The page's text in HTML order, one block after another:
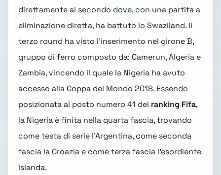
direttamente al secondo dove, con una partita a
eliminazione diretta, ha battuto lo Swaziland. Il
terzo round ha visto l'inserimento nel girone B,
gruppo di ferro composto da: Camerun, Algeria e
Zambia, vincendo il quale la Nigeria ha avuto
accesso alla Coppa del Mondo 2018. Essendo
posizionata al posto numero 41 del ranking Fifa,
la Nigeria è finita nella quarta fascia, trovando
come testa di serie l'Argentina, come seconda
fascia la Croazia e come terza fascia l'esordiente
Islanda.